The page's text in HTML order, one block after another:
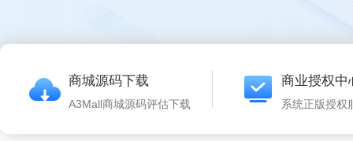
商城源码下载
A3Mall商城源码评估下载
商业授权中
系统正版授权